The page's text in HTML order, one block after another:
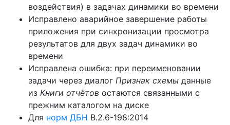
воздействия) в задачах динамики во времени
Исправлено аварийное завершение работы
приложения при синхронизации просмотра
результатов для двух задач динамики во
времени
Исправлена ошибка: при переименовании
задачи через диалог Признак схемы данные
из Книги отчётов остаются связанными с
прежним каталогом на диске
Для норм ДБН В.2.6-198:2014